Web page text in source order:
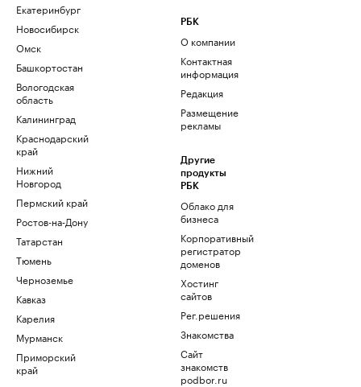
Екатеринбург
Новосибирск
Омск
Башкортостан
Вологодская
область
Калининград
Краснодарский
край
Нижний
Новгород
Пермский край
Ростов-на-Дону
Татарстан
Тюмень
Черноземье
Кавказ
Карелия
Мурманск
Приморский
край
РБК
О компании
Контактная
информация
Редакция
Размещение
рекламы
Другие
продукты
РБК
Облако для
бизнеса
Корпоративный
регистратор
доменов
Хостинг
сайтов
Рег.решения
Знакомства
Сайт
знакомств
podbor.ru